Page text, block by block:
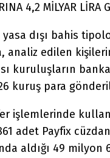
4,2 MİLYAR LİRA
dışı bahis
analiz edilen
kuruluşların
kuruş para
işlemlerinde
adet Payfix
aldığı 49 milyon